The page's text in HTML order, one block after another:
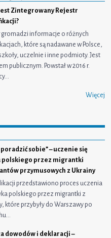
Zintegrowany Rejestr
gromadzi informacje o różnych
które są nadawane w Polsce,
uczelnie i inne podmioty. Jest
publicznym. Powstał w 2016 r.
Więcej
sobie” – uczenie się
polskiego przez migrantki
przymusowych z Ukrainy
przedstawiono proces uczenia
polskiego przez migrantki z
które przybyły do Warszawy po
dowodów i deklaracji –